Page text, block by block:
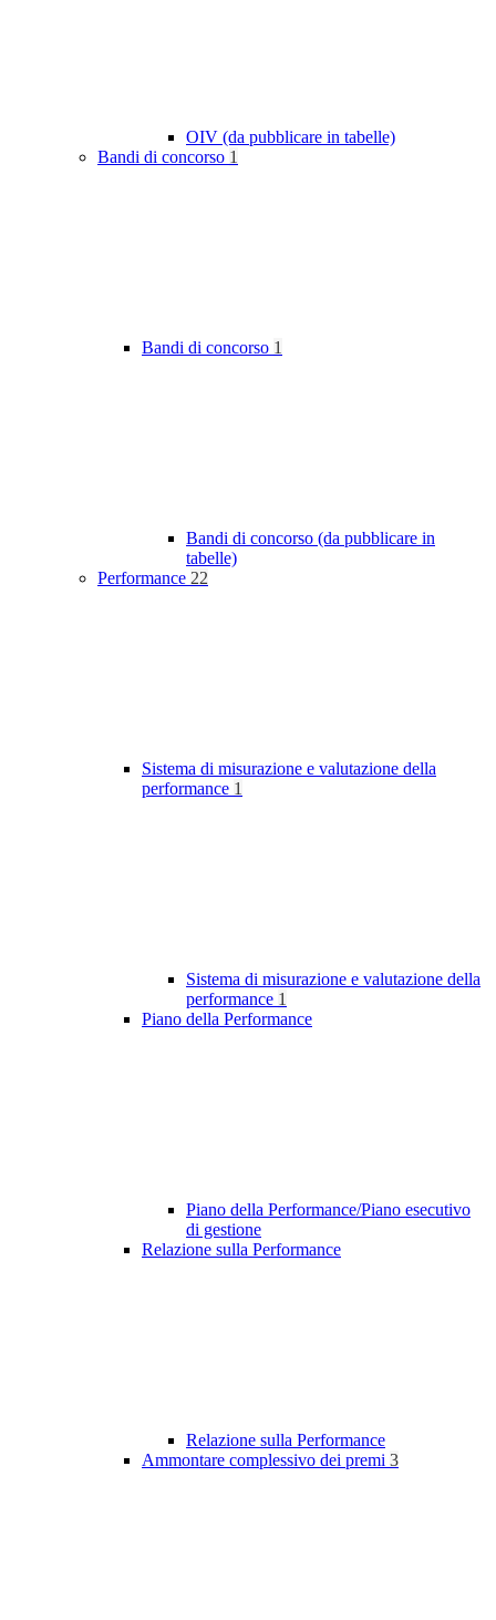
OIV (da pubblicare in tabelle)
Bandi di concorso 1
Bandi di concorso 1
Bandi di concorso (da pubblicare in
tabelle)
Performance 22
Sistema di misurazione e valutazione della
performance 1
Sistema di misurazione e valutazione della
performance 1
Piano della Performance
Piano della Performance/Piano esecutivo
di gestione
Relazione sulla Performance
Relazione sulla Performance
Ammontare complessivo dei premi 3